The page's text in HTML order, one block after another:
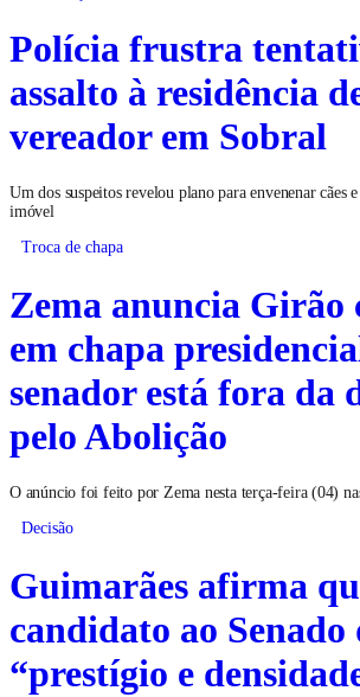
Polícia frustra
assalto à residência
vereador em Sobral
Um dos suspeitos revelou plano para envenenar cães
imóvel
Troca de chapa
Zema anuncia Girão
em chapa
senador está fora da
pelo Abolição
O anúncio foi feito por Zema nesta terça-feira (04)
Decisão
Guimarães afirma
candidato ao Senado
“prestígio e